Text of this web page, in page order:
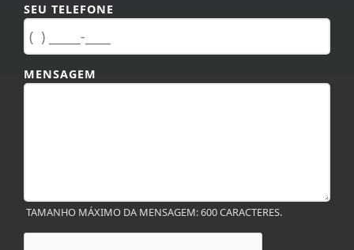
SEU TELEFONE
MENSAGEM
TAMANHO MÁXIMO DA MENSAGEM: 600 CARACTERES.